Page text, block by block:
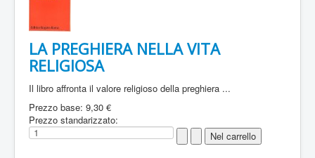
LA PREGHIERA NELLA VITA
RELIGIOSA
Il libro affronta il valore religioso della preghiera ...
Prezzo base: 9,30 €
Prezzo standarizzato: